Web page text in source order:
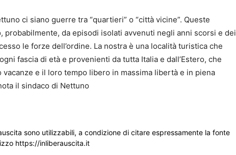
ci siano guerre tra “quartieri” o “città vicine”. Queste
probabilmente, da episodi isolati avvenuti negli anni scorsi e dei
le forze dell’ordine. La nostra è una località turistica che
fascia di età e provenienti da tutta Italia e dall’Estero, che
e il loro tempo libero in massima libertà e in piena
il sindaco di Nettuno
sono utilizzabili, a condizione di citare espressamente la fonte
https://inliberauscita.it